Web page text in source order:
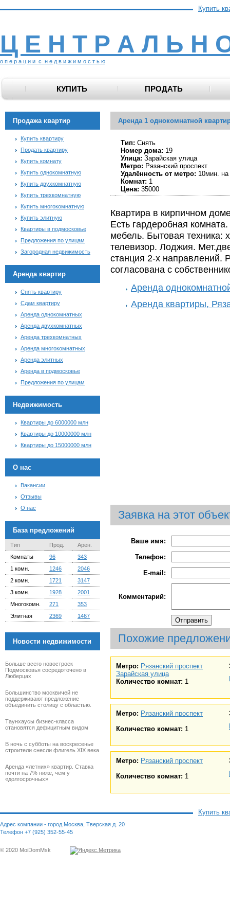
Купить
Ц Е Н Т Р А Л Ь Н
о п е р а ц и и с н е д в и ж и м о с т ь ю
КУПИТЬ ПРОДАТЬ
Продажа квартир
Купить квартиру
Продать квартиру
Купить комнату
Купить однокомнатную
Купить двухкомнатную
Купить трехкомнатную
Купить многокомнатную
Купить элитную
Квартиры в подмосковье
Предложения по улицам
Загородная недвижимость
Аренда квартир
Снять квартиру
Сдам квартиру
Аренда однокомнатных
Аренда двухкомнатных
Аренда трехкомнатных
Аренда многокомнатных
Аренда элитных
Аренда в подмосковье
Предложения по улицам
Недвижимость
Квартиры до 6000000 млн
Квартиры до 10000000 млн
Квартиры до 15000000 млн
О нас
Вакансии
Отзывы
О нас
База предложений
Тип Прод.
Арен.
Комнаты
96
343
1 комн.
1246
2046
2 комн.
1721
3147
3 комн.
1928
2001
Многокомн.
271
353
Элитная
2369 1467
Новости недвижимости
Больше всего новостроек
Подмосковья сосредоточено в
Люберцах
Большинство москвичей не
поддерживают предложение
объединить столицу с областью.
Таунхаусы бизнес-класса
становятся дефицитным видом
В ночь с субботы на воскресенье
строители снесли флигель XIX века
Аренда «летних» квартир. Ставка
почти на 7% ниже, чем у
«долгосрочных»
Аренда 1 однокомнатной
Тип: Снять
Номер дома: 19
Улица: Зарайская улица
Метро: Рязанский проспект
Удалённость от метро: 10мин.
Комнат: 1
Цена: 35000
Квартира в кирпичном
Есть гардеробная
мебель. Бытовая техника:
телевизор. Лоджия.
станция 2-х направлений.
согласована с
Аренда
Аренда квартиры,
Заявка на этот
Ваше имя:
Телефон:
E-mail:
Комментарий:
Похожие
Метро: Рязанский проспект
Зарайская улица
Количество комнат: 1
Метро: Рязанский проспект
Количество комнат: 1
Метро: Рязанский проспект
Количество комнат: 1
Купить
Адрес компании - город Москва, Тверская д. 20
Телефон +7 (925) 352-55-45
© 2020 MoiDomMsk